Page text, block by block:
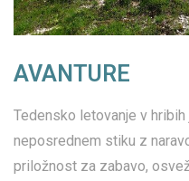
AVANTURE
Tedensko letovanje v hribih
neposrednem stiku z
priložnost za zabavo,